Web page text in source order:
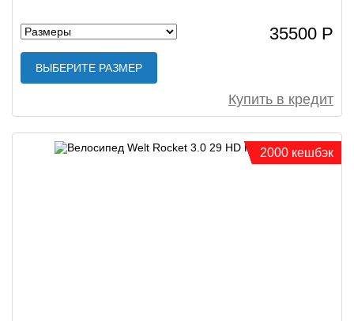
35500 Р
ВЫБЕРИТЕ РАЗМЕР
Купить в кредит
2000 кешбэк